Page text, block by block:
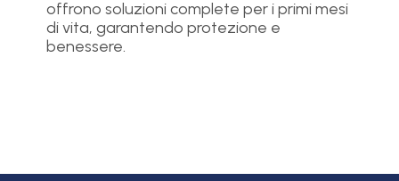
offrono soluzioni complete per i primi mesi
di vita, garantendo protezione e
benessere.